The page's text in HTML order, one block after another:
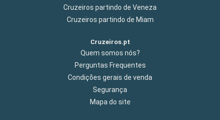
Cruzeiros partindo de Veneza
Cruzeiros partindo de Miam
Cruzeiros.pt
Quem somos nós?
Perguntas Frequentes
Condições gerais de venda
Segurança
Mapa do site